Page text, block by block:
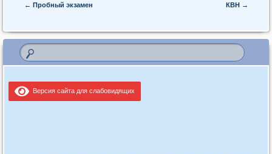
Post navigation
← Пробный экзамен КВН →
Версия сайта для слабовидящих